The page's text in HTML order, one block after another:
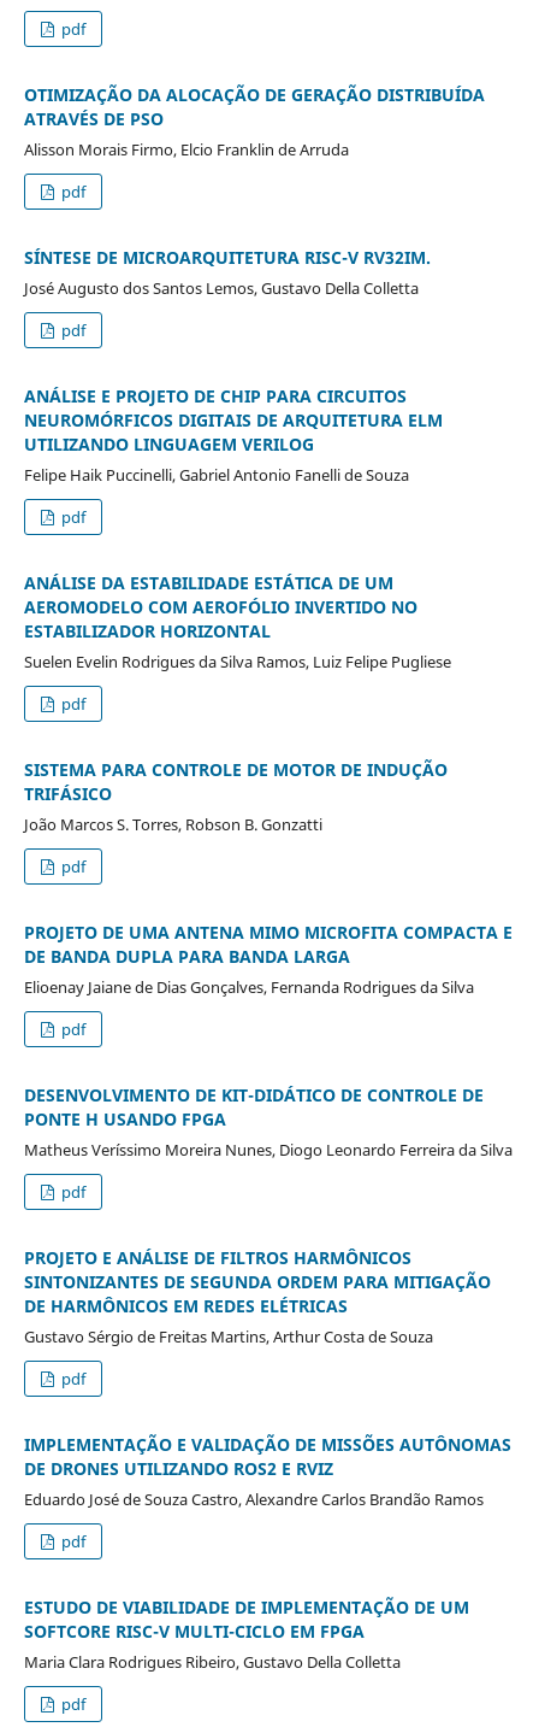
pdf
OTIMIZAÇÃO DA ALOCAÇÃO DE GERAÇÃO DISTRIBUÍDA
ATRAVÉS DE PSO
Alisson Morais Firmo, Elcio Franklin de Arruda
pdf
SÍNTESE DE MICROARQUITETURA RISC-V RV32IM.
José Augusto dos Santos Lemos, Gustavo Della Colletta
pdf
ANÁLISE E PROJETO DE CHIP PARA CIRCUITOS
NEUROMÓRFICOS DIGITAIS DE ARQUITETURA ELM
UTILIZANDO LINGUAGEM VERILOG
Felipe Haik Puccinelli, Gabriel Antonio Fanelli de Souza
pdf
ANÁLISE DA ESTABILIDADE ESTÁTICA DE UM
AEROMODELO COM AEROFÓLIO INVERTIDO NO
ESTABILIZADOR HORIZONTAL
Suelen Evelin Rodrigues da Silva Ramos, Luiz Felipe Pugliese
pdf
SISTEMA PARA CONTROLE DE MOTOR DE INDUÇÃO
TRIFÁSICO
João Marcos S. Torres, Robson B. Gonzatti
pdf
PROJETO DE UMA ANTENA MIMO MICROFITA COMPACTA E
DE BANDA DUPLA PARA BANDA LARGA
Elioenay Jaiane de Dias Gonçalves, Fernanda Rodrigues da Silva
pdf
DESENVOLVIMENTO DE KIT-DIDÁTICO DE CONTROLE DE
PONTE H USANDO FPGA
Matheus Veríssimo Moreira Nunes, Diogo Leonardo Ferreira da Silva
pdf
PROJETO E ANÁLISE DE FILTROS HARMÔNICOS
SINTONIZANTES DE SEGUNDA ORDEM PARA MITIGAÇÃO
DE HARMÔNICOS EM REDES ELÉTRICAS
Gustavo Sérgio de Freitas Martins, Arthur Costa de Souza
pdf
IMPLEMENTAÇÃO E VALIDAÇÃO DE MISSÕES AUTÔNOMAS
DE DRONES UTILIZANDO ROS2 E RVIZ
Eduardo José de Souza Castro, Alexandre Carlos Brandão Ramos
pdf
ESTUDO DE VIABILIDADE DE IMPLEMENTAÇÃO DE UM
SOFTCORE RISC-V MULTI-CICLO EM FPGA
Maria Clara Rodrigues Ribeiro, Gustavo Della Colletta
pdf